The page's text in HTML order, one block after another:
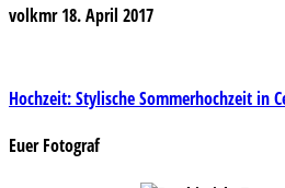
volkmr 18. April 2017
Beitragsnavigation
Hochzeit: Stylische Sommerhochzeit in
Euer Fotograf